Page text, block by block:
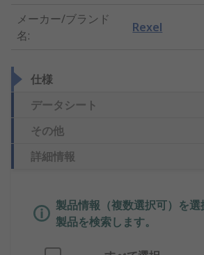
メーカー/ブランド
名:
Rexel
仕様
データシート
その他
詳細情報
製品情報（複数選択可）を
製品を検索します。